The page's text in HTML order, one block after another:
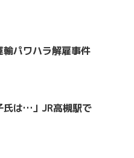
輸パワハラ解雇事件
氏は…」JR高槻駅で